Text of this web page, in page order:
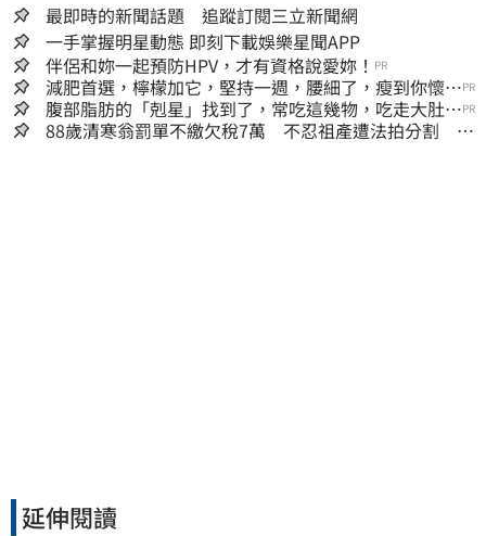
最即時的新聞話題 追蹤訂閱三立新聞網
一手掌握明星動態 即刻下載娛樂星聞APP
伴侶和妳一起預防HPV，才有資格說愛妳！ PR
減肥首選，檸檬加它，堅持一週，腰細了，瘦到你懷疑
人生
PR
腹部脂肪的「剋星」找到了，常吃這幾物，吃走大肚
囊，瘦出小蠻腰
PR
88歲清寒翁罰單不繳欠稅7萬 不忍祖產遭法拍分割 家
延伸閱讀